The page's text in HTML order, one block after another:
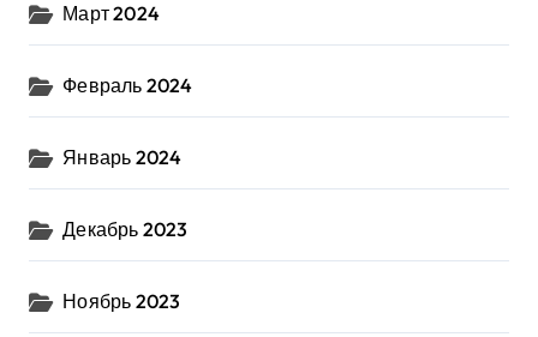
Март 2024
Февраль 2024
Январь 2024
Декабрь 2023
Ноябрь 2023